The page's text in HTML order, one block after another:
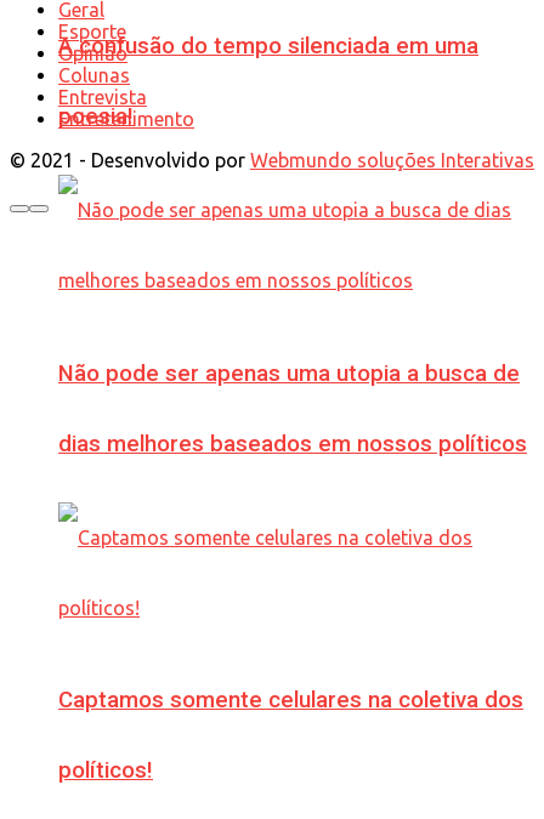
A confusão do tempo silenciada em uma
poesia!
Não pode ser apenas uma utopia a busca de
dias melhores baseados em nossos políticos
Captamos somente celulares na coletiva dos
políticos!
Geral
Esporte
Opinião
Colunas
Entrevista
Entretenimento
© 2021 - Desenvolvido por Webmundo soluções Interativas